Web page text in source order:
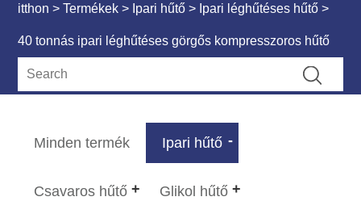
itthon > Termékek > Ipari hűtő > Ipari léghűtéses hűtő >
40 tonnás ipari léghűtéses görgős kompresszoros hűtő
Minden termék Ipari hűtő
Csavaros hűtő Glikol hűtő